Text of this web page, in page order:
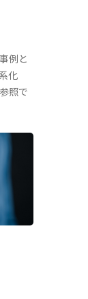
例と
化
照で